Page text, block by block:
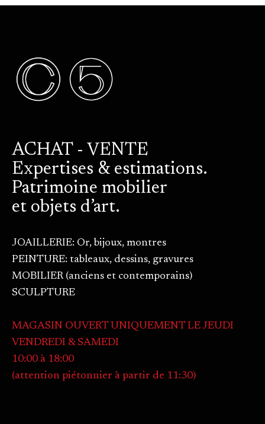
ACHAT - VENTE
Expertises & estimations.
Patrimoine mobilier
et objets d’art.
JOAILLERIE: Or, bijoux, montres
PEINTURE: tableaux, dessins, gravures
MOBILIER (anciens et contemporains)
SCULPTURE
MAGASIN OUVERT UNIQUEMENT LE JEUDI
VENDREDI & SAMEDI
10:00 à 18:00
(attention piétonnier à partir de 11:30)